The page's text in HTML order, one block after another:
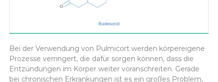
Bei der Verwendung von Pulmicort werden körpereigene
Prozesse verringert, die dafür sorgen können, dass die
Entzündungen im Körper weiter voranschreiten. Gerade
bei chronischen Erkrankungen ist es ein großes Problem,